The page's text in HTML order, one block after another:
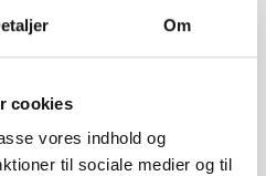
Om
cookies
vores indhold og
til sociale medier og til
bl.a. med
muligt, så vi fortsat kan
og funktion i vores
sig i styrketræning, og